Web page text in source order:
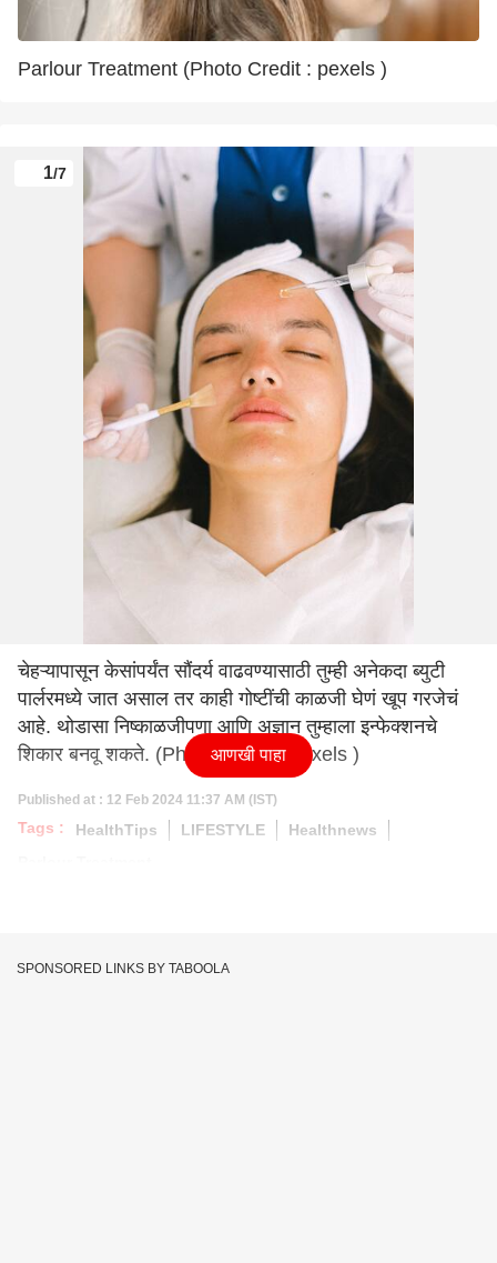
Parlour Treatment (Photo Credit : pexels )
1/7
चेहऱ्यापासून केसांपर्यंत सौंदर्य वाढवण्यासाठी तुम्ही अनेकदा ब्युटी
पार्लरमध्ये जात असाल तर काही गोष्टींची काळजी घेणं खूप गरजेचं
आहे. थोडासा निष्काळजीपणा आणि अज्ञान तुम्हाला इन्फेक्शनचे
शिकार बनवू शकते. (Photo Credit : pexels )
Published at : 12 Feb 2024 11:37 AM (IST)
Tags : HealthTips LIFESTYLE
Healthnews
आणखी पाहा
SPONSORED LINKS BY TABOOLA